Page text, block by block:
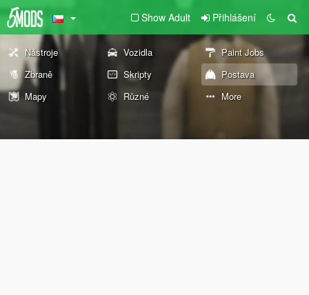
Show Adult Přihlášení
Nástroje Vozidla
Paint Jobs
Zbraně
Skripty
Postava
Mapy
Různé More